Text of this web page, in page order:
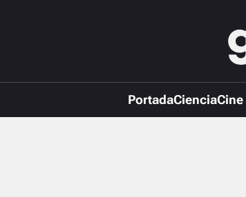
PortadaCienciaCine